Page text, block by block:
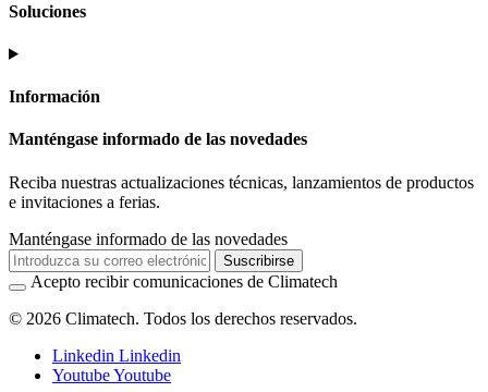
Soluciones
Información
Manténgase informado de las novedades
Reciba nuestras actualizaciones técnicas, lanzamientos de productos
e invitaciones a ferias.
Manténgase informado de las novedades
Suscribirse
Acepto recibir comunicaciones de Climatech
© 2026 Climatech. Todos los derechos reservados.
Linkedin Linkedin
YoutubeYoutube